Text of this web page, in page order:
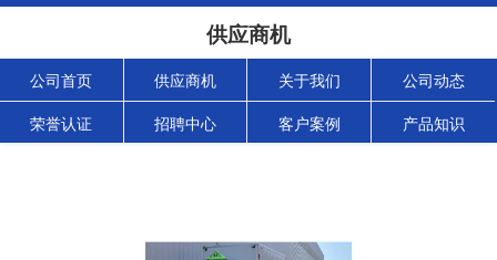
供应商机
公司首页 供应商机 关于我们 公司动态
荣誉认证 招聘中心 客户案例 产品知识